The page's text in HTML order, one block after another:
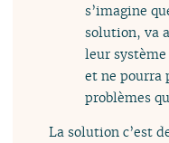
s’imagine
solution, va
leur
et ne pourra
problèmes
La solution c’est